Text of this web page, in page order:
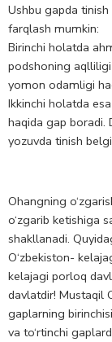
Ushbu gapda
farqlash mumkin:
Birinchi holatda
podshoning
yomon odamligi
Ikkinchi holatda
haqida gap boradi.
yozuvda tinish
Ohangning
o‘zgarib ketishiga
shakllanadi.
O‘zbekiston-
kelajagi porloq
davlatdir! Mustaqil
gaplarning
va to‘rtinchi